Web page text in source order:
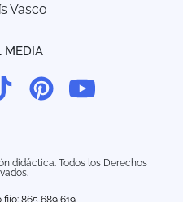
Vasco
MEDIA
didáctica. Todos los Derechos
865 689 619